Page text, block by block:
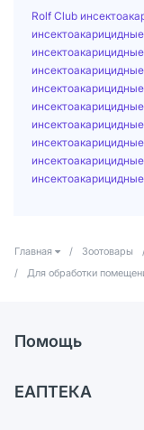
Rolf Club
Главная / Зоотовары
/
Для обработки
Помощь
Самовывоз из
ЕАПТЕКА